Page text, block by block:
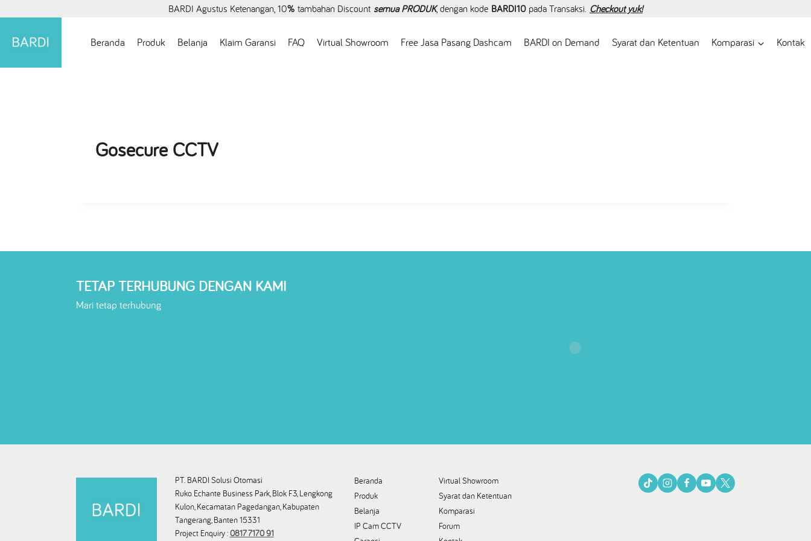
BARDI Agustus Ketenangan, 10% tambahan Discount semua PRODUK, dengan kode BARDI10 pada Transaksi. Checkout yuk!
Beranda Produk Belanja Klaim Garansi FAQ Virtual Showroom Free Jasa Pasang Dashcam BARDI on Demand Syarat dan Ketentuan Komparasi Kontak
Gosecure CCTV
TETAP TERHUBUNG DENGAN KAMI
Mari tetap terhubung
PT. BARDI Solusi Otomasi
Ruko Echante Business Park, Blok F3, Lengkong
Kulon, Kecamatan Pagedangan, Kabupaten
Tangerang, Banten 15331
Project Enquiry :0817 7170 91
Beranda
Produk
Belanja
IP Cam CCTV
Virtual Showroom
Syarat dan Ketentuan
Komparasi
Forum